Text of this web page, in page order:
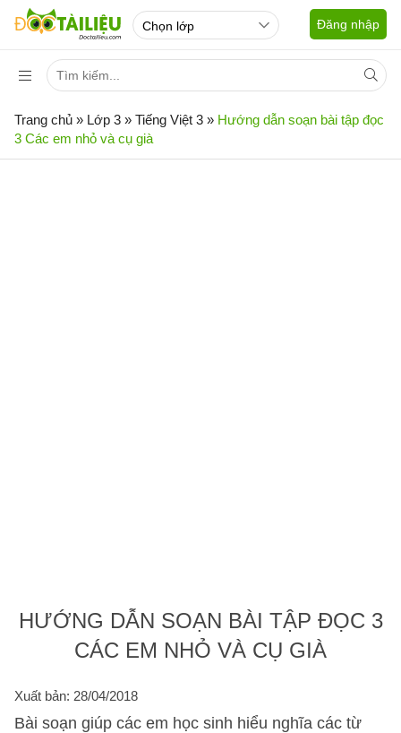
Đăng nhập
Trang chủ » Lớp 3 » Tiếng Việt 3 » Hướng dẫn soạn bài tập đọc
3 Các em nhỏ và cụ già
HƯỚNG DẪN SOẠN BÀI TẬP ĐỌC 3
CÁC EM NHỎ VÀ CỤ GIÀ
Xuất bản: 28/04/2018
Bài soạn giúp các em học sinh hiểu nghĩa các từ